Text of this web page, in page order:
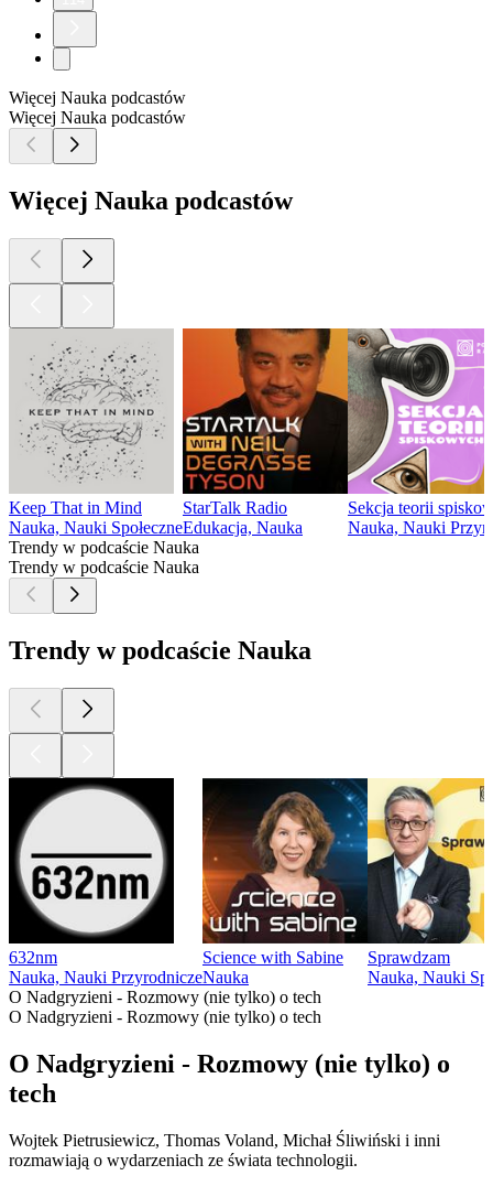
Więcej Nauka podcastów
Więcej Nauka podcastów
Więcej Nauka podcastów
Keep That in Mind
Nauka, Nauki Społeczne
StarTalk Radio
Edukacja, Nauka
Sekcja teorii
Nauka, Nauki
Trendy w podcaście Nauka
Trendy w podcaście Nauka
Trendy w podcaście Nauka
632nm
Nauka, Nauki Przyrodnicze
Science with Sabine
Nauka
Sprawdzam
Nauka, Nauki
O Nadgryzieni - Rozmowy (nie tylko) o tech
O Nadgryzieni - Rozmowy (nie tylko) o tech
O Nadgryzieni - Rozmowy (nie tylko) o
tech
Wojtek Pietrusiewicz, Thomas Voland, Michał Śliwiński i inni
rozmawiają o wydarzeniach ze świata technologii.